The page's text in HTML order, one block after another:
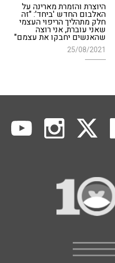
היוצרת והזמרת מארינה על
האלבום החדש 'ביחד': "זה
חלק מתהליך הריפוי העצמי
שאני עוברת, אני רוצה
שהאנשים יחבקו את עצמם"
25/08/2021